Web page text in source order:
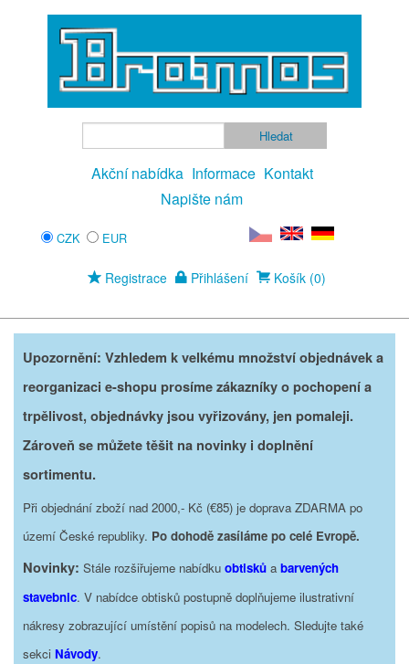
Akční nabídka Informace Kontakt
Napište nám
CZK EUR
Registrace Přihlášení Košík (0)
Upozornění: Vzhledem k velkému množství objednávek a
reorganizaci e-shopu prosíme zákazníky o pochopení a
trpělivost, objednávky jsou vyřizovány, jen pomaleji.
Zároveň se můžete těšit na novinky i doplnění
sortimentu.
Při objednání zboží nad 2000,- Kč (€85) je doprava ZDARMA po
území České republiky. Po dohodě zasíláme po celé Evropě.
Novinky: Stále rozšiřujeme nabídku obtisků a barvených
stavebnic. V nabídce obtisků postupně doplňujeme ilustrativní
nákresy zobrazující umístění popisů na modelech. Sledujte také
sekci Návody.